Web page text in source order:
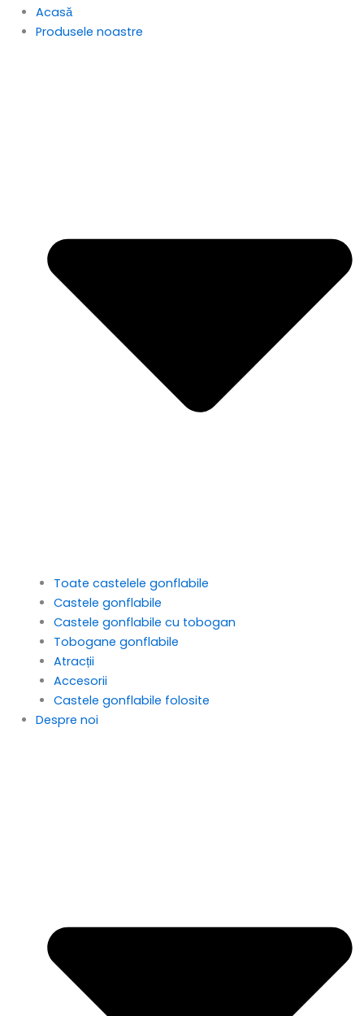
Acasă
Produsele noastre
Toate castelele gonflabile
Castele gonflabile
Castele gonflabile cu tobogan
Tobogane gonflabile
Atracții
Accesorii
Castele gonflabile folosite
Despre noi